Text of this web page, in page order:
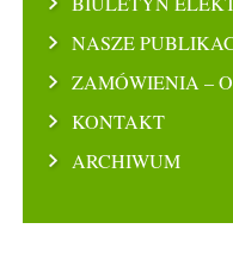
NASZE
ZAMÓWIENIA –
KONTAKT
ARCHIWUM